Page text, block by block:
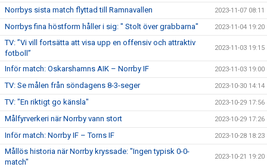
Norrbys sista match flyttad till Ramnavallen 2023-11-07 08:11
Norrbys fina höstform håller i sig: " Stolt över grabbarna" 2023-11-04 19:20
TV: ”Vi vill fortsätta att visa upp en offensiv och attraktiv
fotboll”
2023-11-03 19:15
Inför match: Oskarshamns AIK – Norrby IF 2023-11-03 19:00
TV: Se målen från söndagens 8-3-seger 2023-10-30 14:14
TV: "En riktigt go känsla" 2023-10-29 17:56
Målfyrverkeri när Norrby vann stort 2023-10-29 17:26
Inför match: Norrby IF – Torns IF 2023-10-28 18:23
Mållös historia när Norrby kryssade: "Ingen typisk 0-0-
match"
2023-10-21 19:20